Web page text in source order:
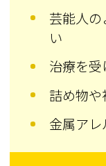
芸能人
い
治療を
詰め物
金属ア